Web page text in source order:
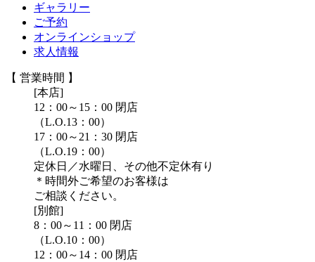
ギャラリー
ご予約
オンラインショップ
求人情報
【 営業時間 】
[本店]
12：00～15：00 閉店
（L.O.13：00）
17：00～21：30 閉店
（L.O.19：00）
定休日／水曜日、その他不定休有り
＊時間外ご希望のお客様は
ご相談ください。
[別館]
8：00～11：00 閉店
（L.O.10：00）
12：00～14：00 閉店